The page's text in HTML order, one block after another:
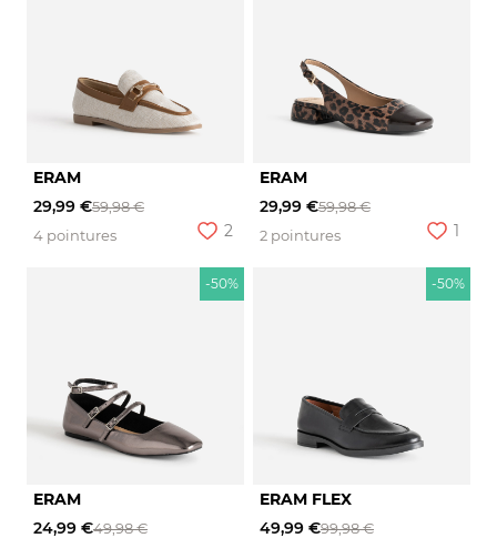
ERAM
29,99 €59,98 €
4 pointures
2
ERAM
29,99 €59,98 €
2 pointures
1
-50%
ERAM
24,99 €49,98 €
-50%
ERAM FLEX
49,99 €99,98 €